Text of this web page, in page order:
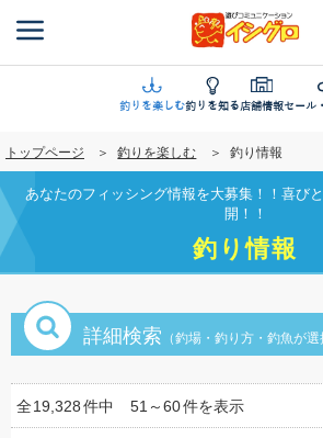
ン
に
移
動
釣りを楽しむ釣りを知る店舗情報セール
トップページ 釣りを楽しむ 釣り情報
あなたのフィッシング情報を大募集！！喜び
開！！
釣り情報
詳細検索 （釣場・釣り方・釣魚が選
全19,328件中 51～60件を表示